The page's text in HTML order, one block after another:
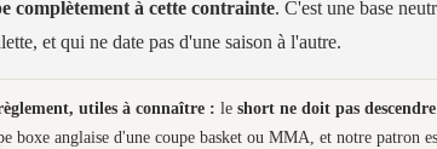
complètement à cette contrainte. C'est une base
et qui ne date pas d'une saison à l'autre.
utiles à connaître : le short ne doit pas
boxe anglaise d'une coupe basket ou MMA, et notre patron